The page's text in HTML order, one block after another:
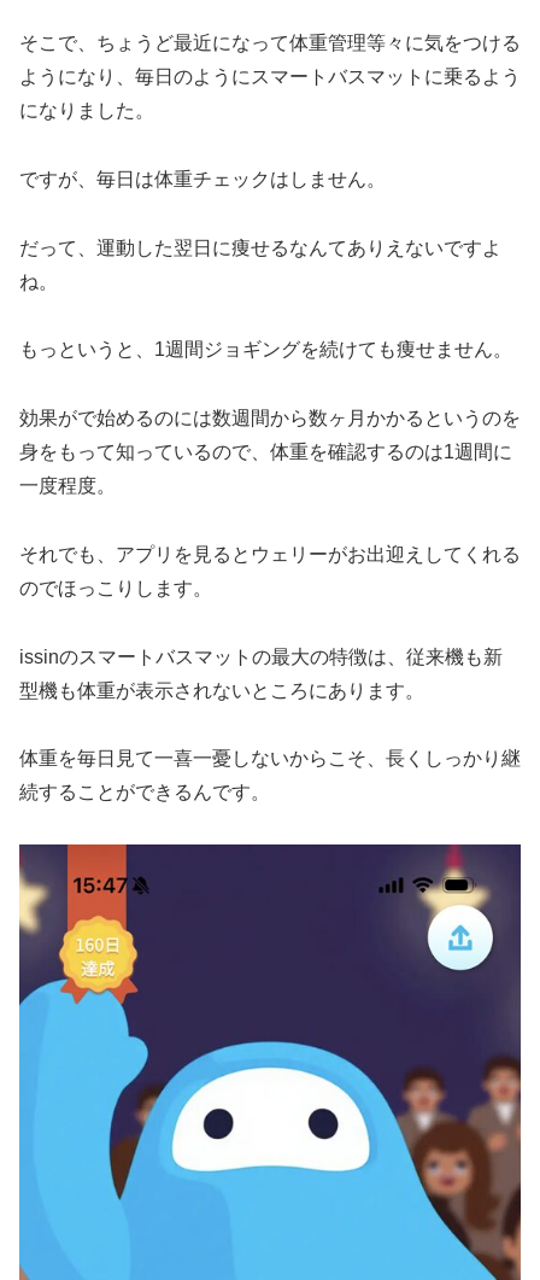
そこで、ちょうど最近になって体重管理等々に気をつける
ようになり、毎日のようにスマートバスマットに乗るよう
になりました。
ですが、毎日は体重チェックはしません。
だって、運動した翌日に痩せるなんてありえないですよ
ね。
もっというと、1週間ジョギングを続けても痩せません。
効果がで始めるのには数週間から数ヶ月かかるというのを
身をもって知っているので、体重を確認するのは1週間に
一度程度。
それでも、アプリを見るとウェリーがお出迎えしてくれる
のでほっこりします。
issinのスマートバスマットの最大の特徴は、従来機も新
型機も体重が表示されないところにあります。
体重を毎日見て一喜一憂しないからこそ、長くしっかり継
続することができるんです。